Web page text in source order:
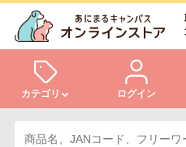
カテゴリ ログイン